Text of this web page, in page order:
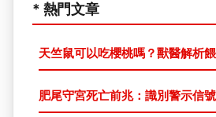
* 熱門文章
天竺鼠可以吃櫻桃嗎？獸醫解析
肥尾守宮死亡前兆：識別警示信